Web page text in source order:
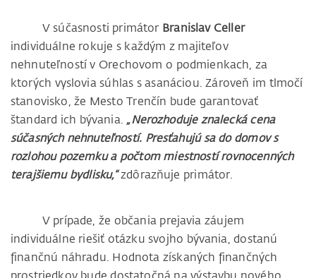
V súčasnosti primátor Branislav Celler
individuálne rokuje s každým z majiteľov
nehnuteľností v Orechovom o podmienkach, za
ktorých vyslovia súhlas s asanáciou. Zároveň im tlmočí
stanovisko, že Mesto Trenčín bude garantovať
štandard ich bývania. „Nerozhoduje znalecká cena
súčasných nehnuteľností. Presťahujú sa do domov s
rozlohou pozemku a počtom miestností rovnocenných
terajšiemu bydlisku,“zdôrazňuje primátor.
V prípade, že občania prejavia záujem
individuálne riešiť otázku svojho bývania, dostanú
finančnú náhradu. Hodnota získaných finančných